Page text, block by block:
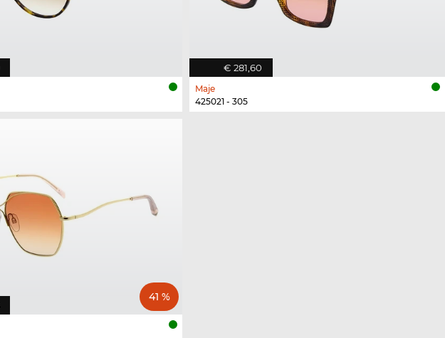
€ 281,60
Maje
425021 - 305
41 %